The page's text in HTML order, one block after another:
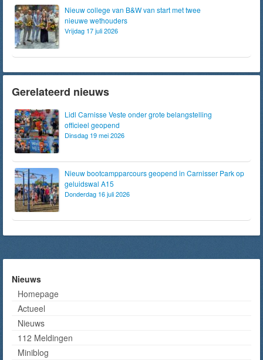
Nieuw college van B&W van start met twee
nieuwe wethouders
Vrijdag 17 juli 2026
Gerelateerd nieuws
Lidl Carnisse Veste onder grote belangstelling
officieel geopend
Dinsdag 19 mei 2026
Nieuw bootcampparcours geopend in Carnisser Park op
geluidswal A15
Donderdag 16 juli 2026
Nieuws
Homepage
Actueel
Nieuws
112 Meldingen
Miniblog